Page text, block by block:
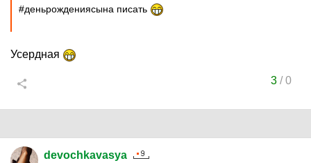
#деньрождениясына писать
Усердная
3/0
devochkavasya